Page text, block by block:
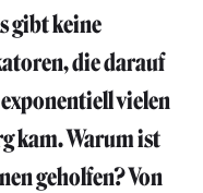
gibt keine
die darauf
vielen
kam. Warum ist
geholfen? Von